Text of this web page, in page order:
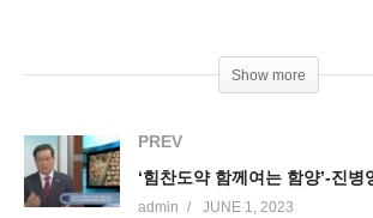
Show more
PREV
admin JUNE 1, 2023